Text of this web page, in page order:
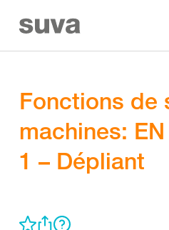
Fonctions de
machines:
1 – Dépliant